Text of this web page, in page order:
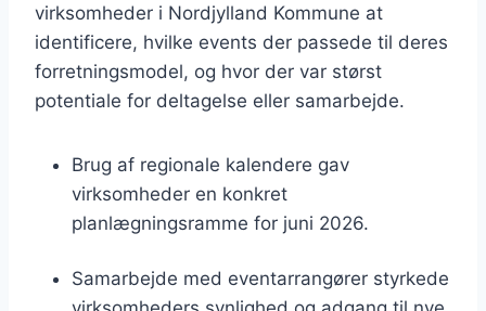
virksomheder i Nordjylland Kommune at
identificere, hvilke events der passede til deres
forretningsmodel, og hvor der var størst
potentiale for deltagelse eller samarbejde.
Brug af regionale kalendere gav
virksomheder en konkret
planlægningsramme for juni 2026.
Samarbejde med eventarrangører styrkede